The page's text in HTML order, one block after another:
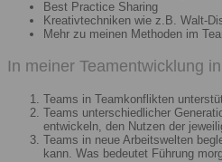
Best Practice Sharing
Kreativtechniken wie z.B. Walt-
Mehr zu meinen Methoden im
In meiner Teamentwicklung
Teams in Teamkonflikten
Teams unterschiedlicher
entwickeln, den Nutzen der
Teams in neue Arbeitswelten
kann. Was bedeutet Führung